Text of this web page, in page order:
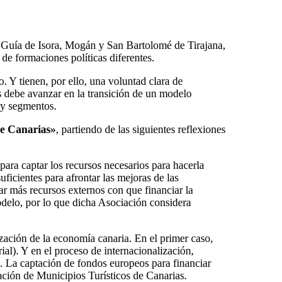
de Isora, Mogán y San Bartolomé de Tirajana,
formaciones políticas diferentes.
Y tienen, por ello, una voluntad clara de
avanzar en la transición de un modelo
segmentos.
Canarias», partiendo de las siguientes reflexiones
captar los recursos necesarios para hacerla
para afrontar las mejoras de las
más recursos externos con que financiar la
por lo que dicha Asociación considera
de la economía canaria. En el primer caso,
Y en el proceso de internacionalización,
captación de fondos europeos para financiar
de Municipios Turísticos de Canarias.